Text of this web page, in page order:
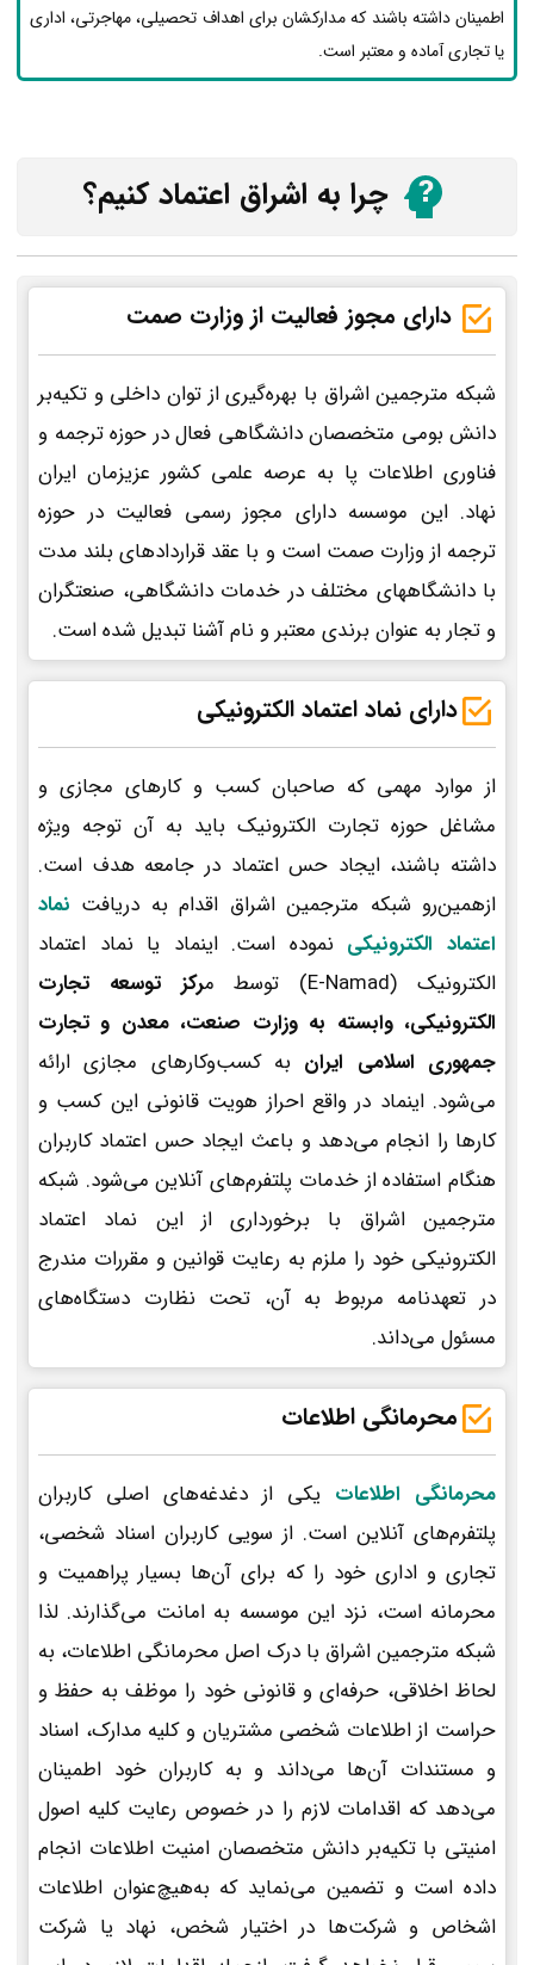
اطمینان داشته باشند که مدارکشان برای اهداف تحصیلی، مهاجرتی، اداری
یا تجاری آماده و معتبر است.
چرا به اشراق اعتماد کنیم؟
دارای مجوز فعالیت از وزارت صمت
شبکه مترجمین اشراق با بهره‌گیری از توان داخلی و تکیه‌بر
دانش بومی متخصصان دانشگاهی فعال در حوزه ترجمه و
فناوری اطلاعات پا به عرصه علمی کشور عزیزمان ایران
نهاد. این موسسه دارای مجوز رسمی فعالیت در حوزه
ترجمه از وزارت صمت است و با عقد قراردادهای بلند مدت
با دانشگاههای مختلف در خدمات دانشگاهی، صنعتگران
و تجار به عنوان برندی معتبر و نام آشنا تبدیل شده است.
دارای نماد اعتماد الکترونیکی
از موارد مهمی که صاحبان کسب و کارهای مجازی و
مشاغل حوزه تجارت الکترونیک باید به آن توجه ویژه
داشته باشند، ایجاد حس اعتماد در جامعه هدف است.
ازهمین‌رو شبکه مترجمین اشراق اقدام به دریافت نماد
اعتماد الکترونیکی نموده است. اینماد یا نماد اعتماد
الکترونیک (E-Namad) توسط م
رکز توسعه تجارت
الکترونیکی، وابسته به وزارت صنعت، معدن و تجارت
جمهوری اسلامی ایران به کسب‌وکارهای مجازی ارائه
می‌شود. اینماد در واقع احراز هویت قانونی این کسب و
کارها را انجام می‌دهد و باعث ایجاد حس اعتماد کاربران
هنگام استفاده از خدمات پلتفرم‌های آنلاین می‌شود. شبکه
مترجمین اشراق با برخورداری از این نماد اعتماد
الکترونیکی خود را ملزم به رعایت قوانین و مقررات مندرج
در تعهدنامه مربوط به آن، تحت نظارت دستگاه‌های
مسئول می‌داند.
محرمانگی اطلاعات
محرمانگی اطلاعات یکی از دغدغه‌های اصلی کاربران
پلتفرم‌های آنلاین است. از سویی کاربران اسناد شخصی،
تجاری و اداری خود را که برای آن‌ها بسیار پراهمیت و
محرمانه است، نزد این موسسه به امانت می‌گذارند. لذا
شبکه مترجمین اشراق با درک اصل محرمانگی اطلاعات، به
لحاظ اخلاقی، حرفه‌ای و قانونی خود را موظف به حفظ و
حراست از اطلاعات شخصی مشتریان و کلیه مدارک، اسناد
و مستندات آن‌ها می‌داند و به کاربران خود اطمینان
می‌دهد که اقدامات لازم را در خصوص رعایت کلیه اصول
امنیتی با تکیه‌بر دانش متخصصان امنیت اطلاعات انجام
داده است و تضمین می‌نماید که به‌هیچ‌عنوان اطلاعات
اشخاص و شرکت‌ها در اختیار شخص، نهاد یا شرکت